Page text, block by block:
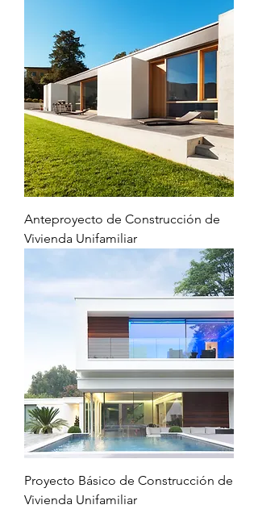
Anteproyecto de Construcción de
Vivienda Unifamiliar
Proyecto Básico de Construcción de
Vivienda Unifamiliar